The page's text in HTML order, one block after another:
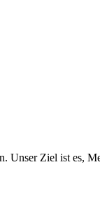
Unser Ziel ist es,